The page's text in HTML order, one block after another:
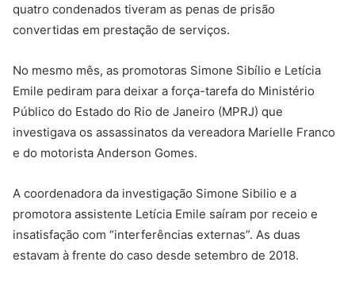
quatro condenados tiveram as penas de prisão
convertidas em prestação de serviços.
No mesmo mês, as promotoras Simone Sibílio e Letícia
Emile pediram para deixar a força-tarefa do Ministério
Público do Estado do Rio de Janeiro (MPRJ) que
investigava os assassinatos da vereadora Marielle Franco
e do motorista Anderson Gomes.
A coordenadora da investigação Simone Sibilio e a
promotora assistente Letícia Emile saíram por receio e
insatisfação com “interferências externas”. As duas
estavam à frente do caso desde setembro de 2018.